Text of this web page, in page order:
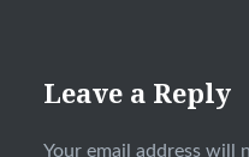
Leave a Reply
Your email address will